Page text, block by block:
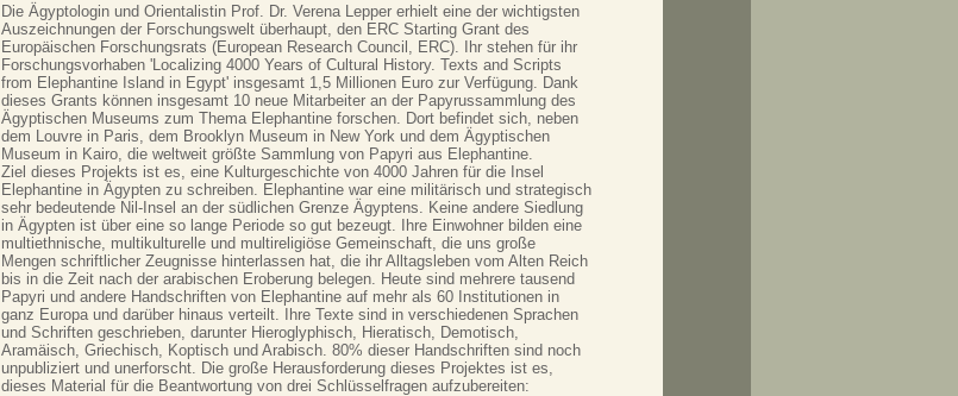
Die Ägyptologin und Orientalistin Prof. Dr. Verena Lepper erhielt eine der wichtigsten
Auszeichnungen der Forschungswelt überhaupt, den ERC Starting Grant des
Europäischen Forschungsrats (European Research Council, ERC). Ihr stehen für ihr
Forschungsvorhaben 'Localizing 4000 Years of Cultural History. Texts and Scripts
from Elephantine Island in Egypt' insgesamt 1,5 Millionen Euro zur Verfügung. Dank
dieses Grants können insgesamt 10 neue Mitarbeiter an der Papyrussammlung des
Ägyptischen Museums zum Thema Elephantine forschen. Dort befindet sich, neben
dem Louvre in Paris, dem Brooklyn Museum in New York und dem Ägyptischen
Museum in Kairo, die weltweit größte Sammlung von Papyri aus Elephantine.
Ziel dieses Projekts ist es, eine Kulturgeschichte von 4000 Jahren für die Insel
Elephantine in Ägypten zu schreiben. Elephantine war eine militärisch und strategisch
sehr bedeutende Nil-Insel an der südlichen Grenze Ägyptens. Keine andere Siedlung
in Ägypten ist über eine so lange Periode so gut bezeugt. Ihre Einwohner bilden eine
multiethnische, multikulturelle und multireligiöse Gemeinschaft, die uns große
Mengen schriftlicher Zeugnisse hinterlassen hat, die ihr Alltagsleben vom Alten Reich
bis in die Zeit nach der arabischen Eroberung belegen. Heute sind mehrere tausend
Papyri und andere Handschriften von Elephantine auf mehr als 60 Institutionen in
ganz Europa und darüber hinaus verteilt. Ihre Texte sind in verschiedenen Sprachen
und Schriften geschrieben, darunter Hieroglyphisch, Hieratisch, Demotisch,
Aramäisch, Griechisch, Koptisch und Arabisch. 80% dieser Handschriften sind noch
unpubliziert und unerforscht. Die große Herausforderung dieses Projektes ist es,
dieses Material für die Beantwortung von drei Schlüsselfragen aufzubereiten: